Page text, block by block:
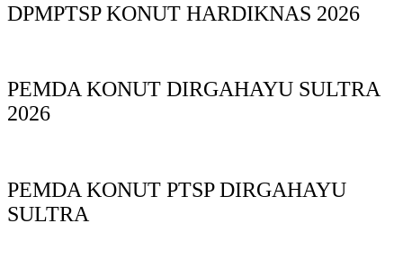
DPMPTSP KONUT HARDIKNAS 2026
PEMDA KONUT DIRGAHAYU SULTRA
2026
PEMDA KONUT PTSP DIRGAHAYU
SULTRA